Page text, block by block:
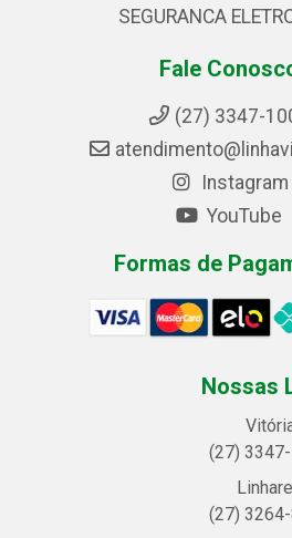
SEGURANCA
Fale
(27) 3347-
Instagram
YouTube
Formas de
Nossas
(27)
(27)